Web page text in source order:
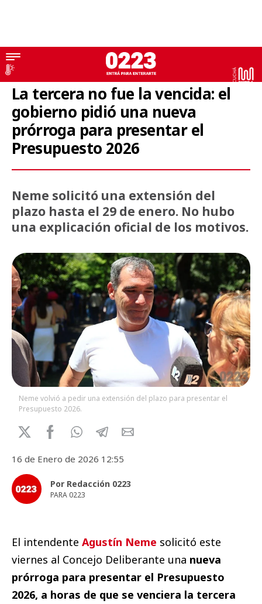
Presupuesto 2026
La tercera no fue la vencida: el
gobierno pidió una nueva
prórroga para presentar el
Presupuesto 2026
Neme solicitó una extensión del
plazo hasta el 29 de enero. No hubo
una explicación oficial de los motivos.
Neme volvió a pedir una extensión del plazo para presentar el
Presupuesto 2026.
16 de Enero de 2026 12:55
Por Redacción 0223
PARA 0223
El intendente Agustín Neme solicitó este
viernes al Concejo Deliberante una nueva
prórroga para presentar el Presupuesto
2026, a horas de que se venciera la tercera